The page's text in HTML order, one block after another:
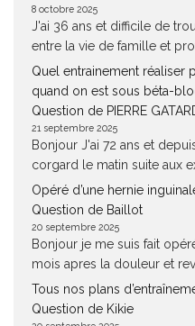
8 octobre 2025
J'ai 36 ans et difficile de
entre la vie de famille et
Quel entrainement réaliser
quand on est sous béta-
Question de PIERRE
21 septembre 2025
Bonjour J'ai 72 ans et
corgard le matin suite aux
Opéré d’une hernie
Question de Baillot
20 septembre 2025
Bonjour je me suis fait
mois apres la douleur et
Tous nos plans
Question de Kikie